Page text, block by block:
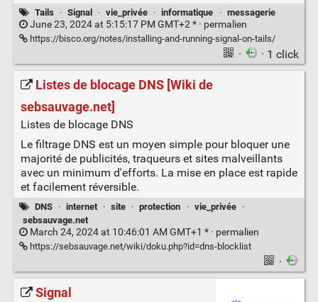
Tails · Signal · vie_privée · informatique · messagerie
June 23, 2024 at 5:15:17 PM GMT+2 * · permalien
https://bisco.org/notes/installing-and-running-signal-on-tails/
· · 1 click
Listes de blocage DNS [Wiki de
sebsauvage.net]
Listes de blocage DNS
Le filtrage DNS est un moyen simple pour bloquer une
majorité de publicités, traqueurs et sites malveillants
avec un minimum d'efforts. La mise en place est rapide
et facilement réversible.
DNS · internet · site · protection · vie_privée
·
sebsauvage.net
March 24, 2024 at 10:46:01 AM GMT+1 * · permalien
https://sebsauvage.net/wiki/doku.php?id=dns-blocklist
·
Signal